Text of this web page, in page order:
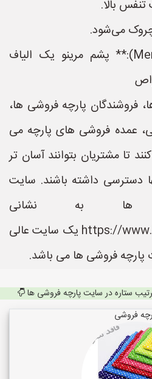
بالا.
می‌شود.
* **مرینو (Merino Wool):** پشم مرینو یک الیاف
فروشندگان پارچه فروشی ها،
عمده فروشی های پارچه می
تا مشتریان بتوانند آسان تر
دسترسی داشته باشند. سایت
ها به نشانی
https://www.ParcheForooshiHa.ir یک سایت عالی
فروشی ها می باشد.
ستاره در سایت پارچه فروشی ها
فروشی